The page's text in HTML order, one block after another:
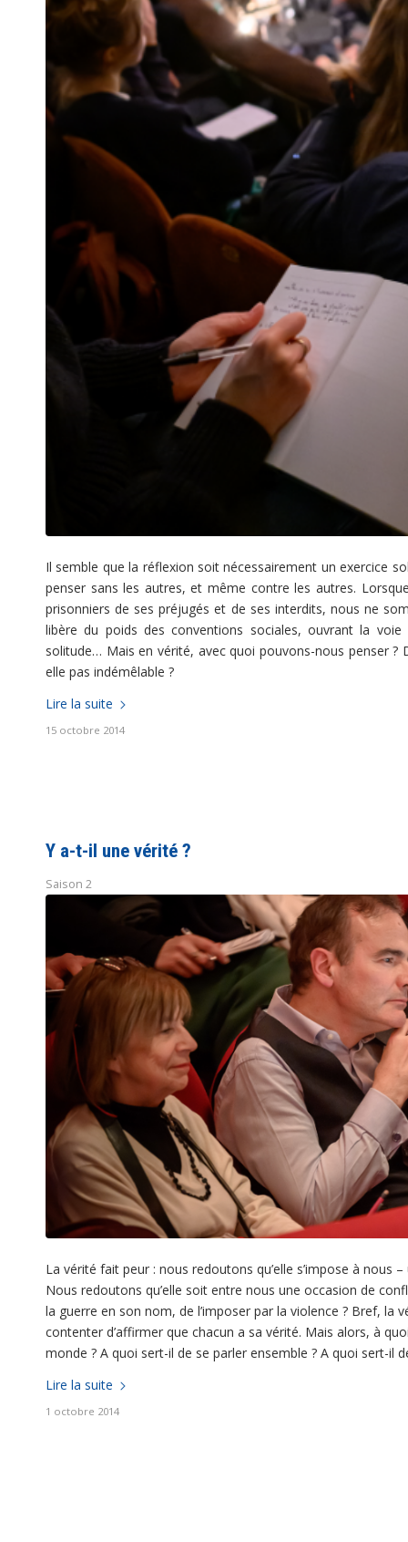
Il semble que la réflexion soit nécessairement un exercice
penser sans les autres, et même contre les autres.
prisonniers de ses préjugés et de ses interdits, nous ne
libère du poids des conventions sociales, ouvrant la
solitude… Mais en vérité, avec quoi pouvons-nous penser ?
elle pas indémêlable ?
Lire la suite
15 octobre 2014
Y a-t-il une vérité ?
Saison 2
La vérité fait peur : nous redoutons qu’elle s’impose à nous
Nous redoutons qu’elle soit entre nous une occasion de
la guerre en son nom, de l’imposer par la violence ? Bref,
contenter d’affirmer que chacun a sa vérité. Mais alors, à
monde ? A quoi sert-il de se parler ensemble ? A quoi sert-il
Lire la suite
1 octobre 2014